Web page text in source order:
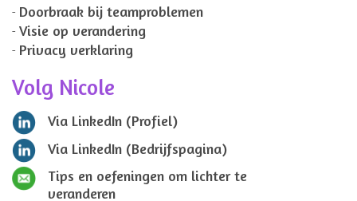
Doorbraak bij teamproblemen
Visie op verandering
Privacy verklaring
Volg Nicole
Via LinkedIn (Profiel)
Via LinkedIn (Bedrijfspagina)
Tips en oefeningen om lichter te
veranderen